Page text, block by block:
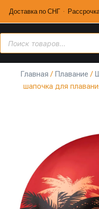
Доставка по СНГ ·
Главная / Плавание /
шапочка для